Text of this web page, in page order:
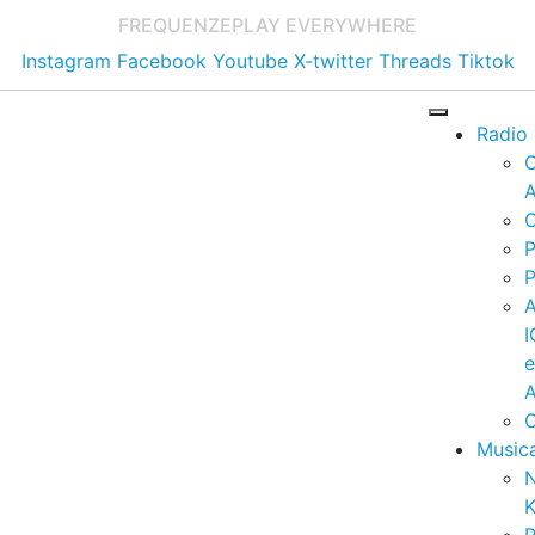
FREQUENZEPLAY EVERYWHERE
Instagram Facebook Youtube X-twitter Threads Tiktok
Radio
e